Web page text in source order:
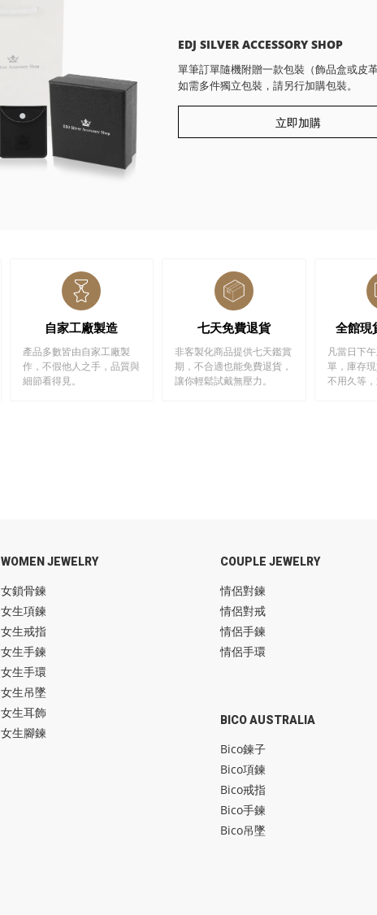
EDJ SILVER ACCESSORY SHOP
單筆訂單隨機附贈一款包裝（飾品盒或皮革
如需多件獨立包裝，請另行加購包裝。
立即加購
自家工廠製造
產品多數皆由自家工廠製
作，不假他人之手，品質與
細節看得見。
七天免費退貨
非客製化商品提供七天鑑賞
期，不合適也能免費退貨，
讓你輕鬆試戴無壓力。
全館現
凡當日下
單，庫存
不用久等，
WOMEN JEWELRY
女鎖骨鍊
女生項鍊
女生戒指
女生手鍊
女生手環
女生吊墜
女生耳飾
女生腳鍊
COUPLE JEWELRY
情侶對鍊
情侶對戒
情侶手鍊
情侶手環
BICO AUSTRALIA
Bico鍊子
Bico項鍊
Bico戒指
Bico手鍊
Bico吊墜